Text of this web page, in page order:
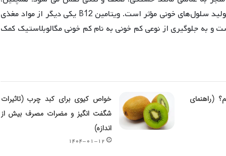
ویتامین B12 موجود در ماهی سوف نیز در تولید سلول‌های خونی مؤثر است. ویتامین B12 یکی دیگر از مواد مغذی
و به جلوگیری از نوعی کم خونی به نام کم خونی مگالوبلاستیک کمک
(راهنمای
خواص کیوی برای کبد چرب (تاثیرات
شگفت انگیز و مضرات مصرف بیش از
اندازه)
۱۴۰۴-۰۱-۱۲